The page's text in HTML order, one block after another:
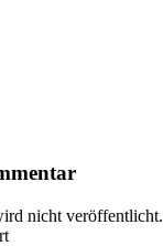
nicht veröffentlicht.